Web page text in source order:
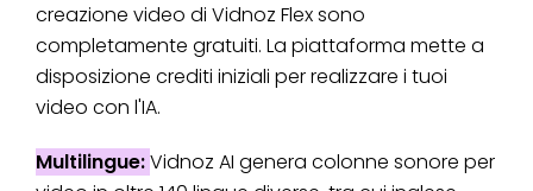
creazione video di Vidnoz Flex sono
completamente gratuiti. La piattaforma mette a
disposizione crediti iniziali per realizzare i tuoi
video con l'IA.
Multilingue:Vidnoz AI genera colonne sonore per